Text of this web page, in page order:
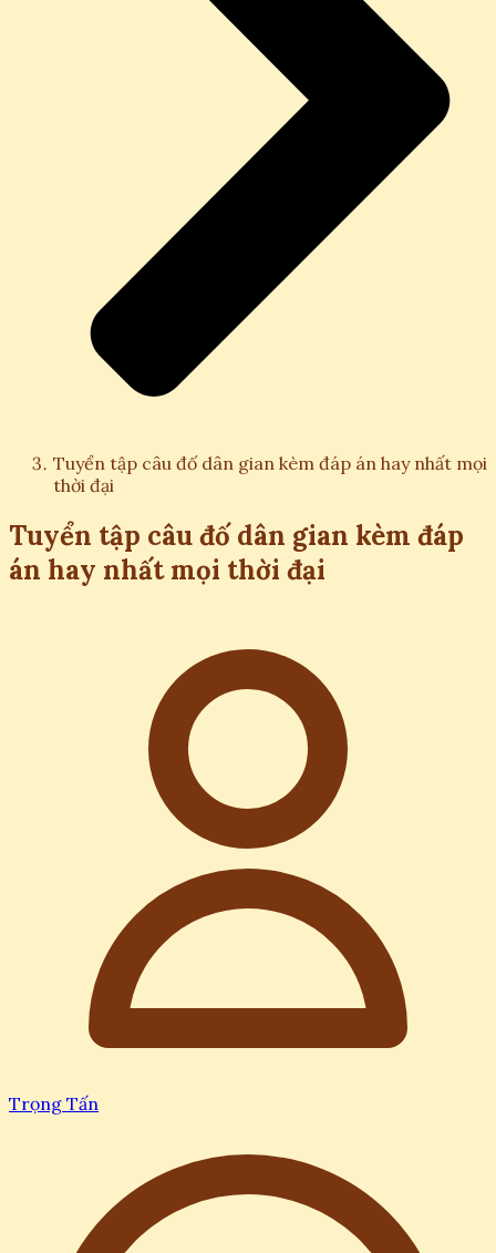
Tuyển tập câu đố dân gian kèm đáp án hay nhất mọi
thời đại
Tuyển tập câu đố dân gian kèm đáp
án hay nhất mọi thời đại
Trọng Tấn